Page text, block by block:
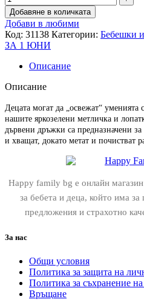
Добавяне в количката
Добави в любими
Код: 31138 Категории: Бебешки
ЗА 1 ЮНИ
Описание
Описание
Децата могат да „освежат“ уменията
нашите яркозелени метличка и
дървени дръжки са предназначени
и хващат, докато метат и почистват
Happy family bg е онлайн
за бебета и деца, който има
предложения и страхотно
За нас
Общи условия
Политика за защита на
Политика за съхранение
Връщане